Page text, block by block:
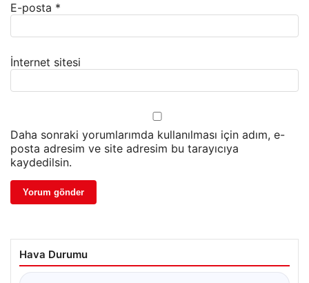
E-posta *
İnternet sitesi
Daha sonraki yorumlarımda kullanılması için adım, e-
posta adresim ve site adresim bu tarayıcıya
kaydedilsin.
Hava Durumu